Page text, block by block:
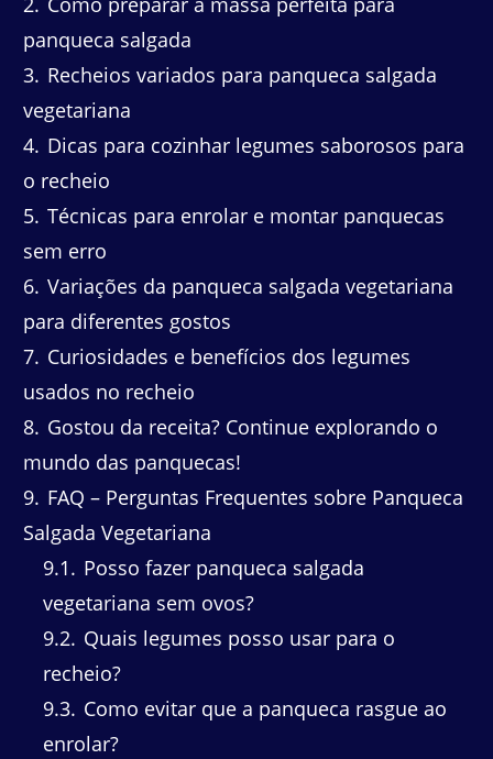
panqueca salgada
3 Recheios variados para panqueca salgada
vegetariana
4 Dicas para cozinhar legumes saborosos para
o recheio
5 Técnicas para enrolar e montar panquecas
sem erro
6 Variações da panqueca salgada vegetariana
para diferentes gostos
7 Curiosidades e benefícios dos legumes
usados no recheio
8 Gostou da receita? Continue explorando o
mundo das panquecas!
9 FAQ – Perguntas Frequentes sobre Panqueca
Salgada Vegetariana
9.1
Posso fazer panqueca salgada
vegetariana sem ovos?
9.2 Quais legumes posso usar para o
recheio?
9.3 Como evitar que a panqueca rasgue ao
enrolar?